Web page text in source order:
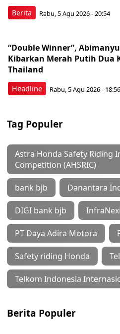
Berita Rabu, 5 Agu 2026 - 20:54
Headline
“Double Winner”,
Kibarkan Merah Putih Dua
Thailand
Rabu, 5 Agu 2026 - 18:56
Tag Populer
Astra Honda Safety Riding
Competition (AHSRIC)
bank bjb Danantara
DIGI bank bjb
PT Daya Adira Motora
Safety riding Honda
Telkom Indonesia
Berita Populer